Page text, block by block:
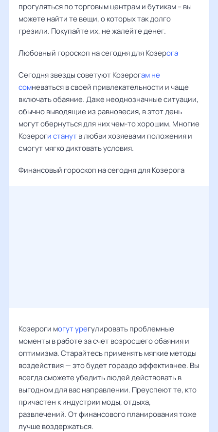
прогуляться по торговым центрам и бутикам – вы
можете найти те вещи, о которых так долго
грезили. Покупайте их, не жалейте денег.
Любовный гороскоп на сегодня для Козерога
Сегодня звезды советуют Козерогам не
сомневаться в своей привлекательности и чаще
включать обаяние. Даже неоднозначные ситуации,
обычно выводящие из равновесия, в этот день
могут обернуться для них чем-то хорошим. Многие
Козероги станутв любви хозяевами положения и
смогут мягко диктовать условия.
Финансовый гороскоп на сегодня для Козерога
Козероги могут урегулировать проблемные
моменты в работе за счет возросшего обаяния и
оптимизма. Старайтесь применять мягкие методы
воздействия — это будет гораздо эффективнее. Вы
всегда сможете убедить людей действовать в
выгодном для вас направлении. Преуспеют те, кто
причастен к индустрии моды, отдыха,
развлечений. От финансового планирования тоже
лучше воздержаться.